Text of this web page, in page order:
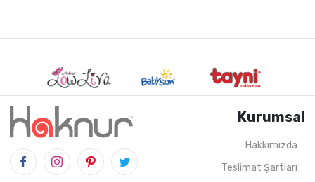
Kurumsal
Hakkımızda
Teslimat Şartları